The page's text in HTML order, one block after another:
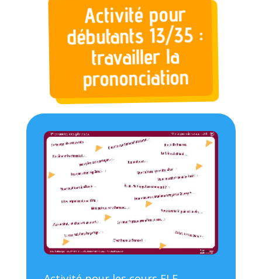
Activité pour
débutants 13/35 :
travailler la
prononciation